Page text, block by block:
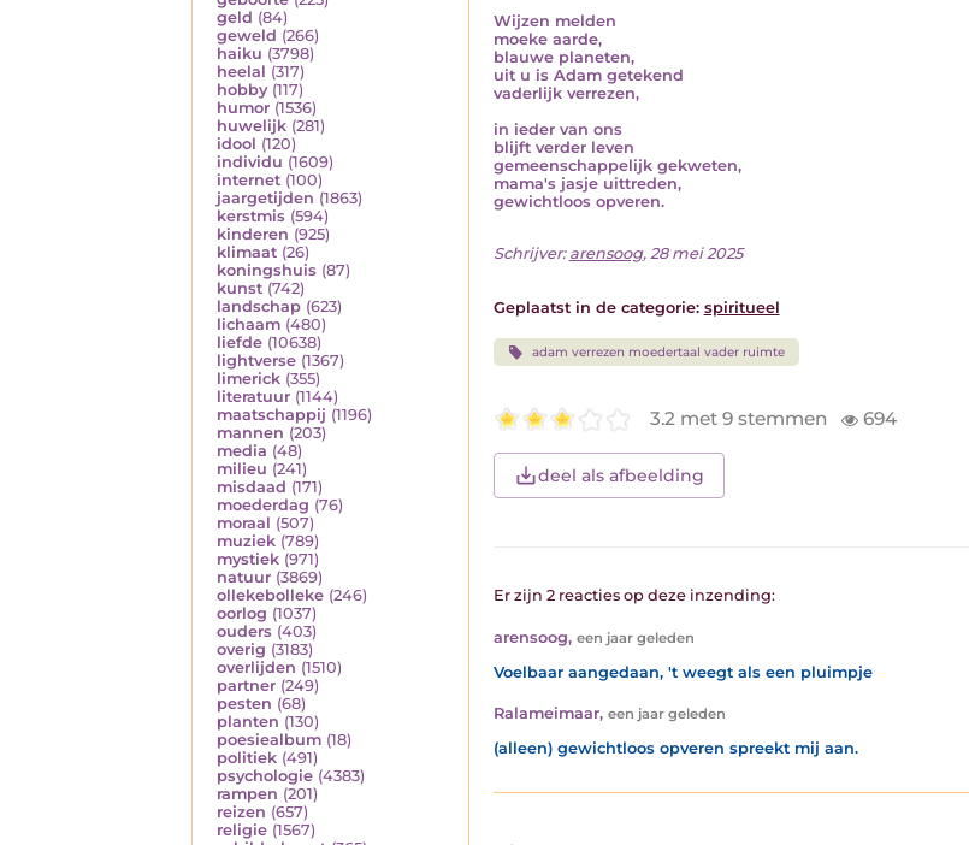
geld (84)
geweld (266)
haiku (3798)
heelal (317)
hobby (117)
humor (1536)
huwelijk (281)
idool (120)
individu (1609)
internet (100)
jaargetijden (1863)
kerstmis (594)
kinderen (925)
klimaat (26)
koningshuis (87)
kunst (742)
landschap (623)
lichaam (480)
liefde (10638)
lightverse (1367)
limerick (355)
literatuur (1144)
maatschappij (1196)
mannen (203)
media (48)
milieu (241)
misdaad (171)
moederdag (76)
moraal (507)
muziek (789)
mystiek (971)
natuur (3869)
ollekebolleke (246)
oorlog (1037)
ouders (403)
overig (3183)
overlijden (1510)
partner (249)
pesten (68)
planten (130)
poesiealbum (18)
politiek (491)
psychologie (4383)
rampen (201)
reizen (657)
religie (1567)
Wijzen melden
moeke aarde,
blauwe planeten,
uit u is Adam getekend
vaderlijk verrezen,
in ieder van ons
blijft verder leven
gemeenschappelijk gekweten,
mama's jasje uittreden,
gewichtloos opveren.
Schrijver: arensoog, 28 mei 2025
Geplaatst in de categorie: spiritueel
adam verrezen moedertaal vader ruimte
3.2 met 9 stemmen 694
deel als afbeelding
Er zijn 2 reacties op deze inzending:
arensoog, een jaar geleden
Voelbaar aangedaan, 't weegt als een pluimpje
Ralameimaar, een jaar geleden
(alleen) gewichtloos opveren spreekt mij aan.